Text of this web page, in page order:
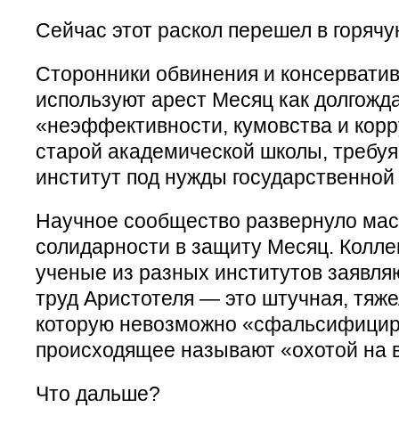
Сейчас этот раскол перешел в
Сторонники обвинения и
используют арест Месяц как
«неэффективности, кумовства и
старой академической школы,
институт под нужды
Научное сообщество развернуло
солидарности в защиту Месяц.
ученые из разных институтов
труд Аристотеля — это штучная,
которую невозможно
происходящее называют «охотой на
Что дальше?